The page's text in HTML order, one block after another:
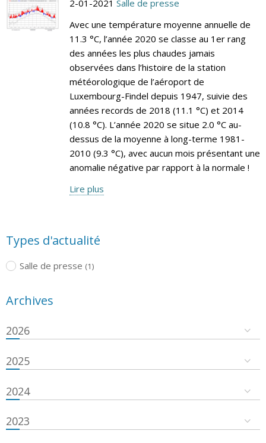
2-01-2021 Salle de presse
Avec une température moyenne annuelle de
11.3 °C, l’année 2020 se classe au 1er rang
des années les plus chaudes jamais
observées dans l’histoire de la station
météorologique de l’aéroport de
Luxembourg-Findel depuis 1947, suivie des
années records de 2018 (11.1 °C) et 2014
(10.8 °C). L’année 2020 se situe 2.0 °C au-
dessus de la moyenne à long-terme 1981-
2010 (9.3 °C), avec aucun mois présentant une
anomalie négative par rapport à la normale !
Lire plus
Types d'actualité
Salle de presse (1)
Archives
2026
2025
2024
2023